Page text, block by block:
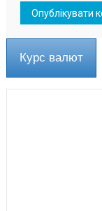
Курс валют